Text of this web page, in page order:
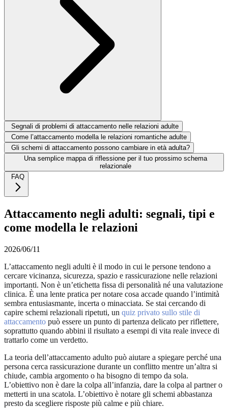
Segnali di problemi di attaccamento nelle relazioni adulte
Come l’attaccamento modella le relazioni romantiche adulte
Gli schemi di attaccamento possono cambiare in età adulta?
Una semplice mappa di riflessione per il tuo prossimo schema
relazionale
FAQ
Attaccamento negli adulti: segnali, tipi e
come modella le relazioni
2026/06/11
L’attaccamento negli adulti è il modo in cui le persone tendono a
cercare vicinanza, sicurezza, spazio e rassicurazione nelle relazioni
importanti. Non è un’etichetta fissa di personalità né una valutazione
clinica. È una lente pratica per notare cosa accade quando l’intimità
sembra entusiasmante, incerta o minacciata. Se stai cercando di
capire schemi relazionali ripetuti, un quiz privato sullo stile di
attaccamento può essere un punto di partenza delicato per riflettere,
soprattutto quando abbini il risultato a esempi di vita reale invece di
trattarlo come un verdetto.
La teoria dell’attaccamento adulto può aiutare a spiegare perché una
persona cerca rassicurazione durante un conflitto mentre un’altra si
chiude, cambia argomento o ha bisogno di tempo da sola.
L’obiettivo non è dare la colpa all’infanzia, dare la colpa al partner o
metterti in una scatola. L’obiettivo è notare gli schemi abbastanza
presto da scegliere risposte più calme e più chiare.